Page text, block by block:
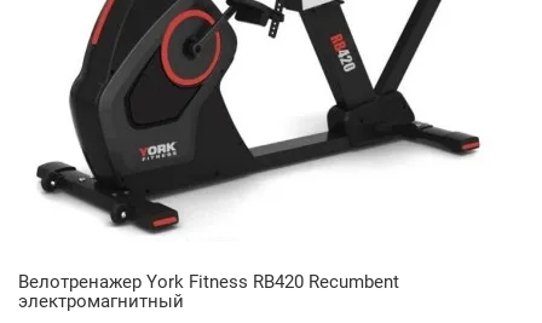
Велотренажер York Fitness RB420 Recumbent
электромагнитный